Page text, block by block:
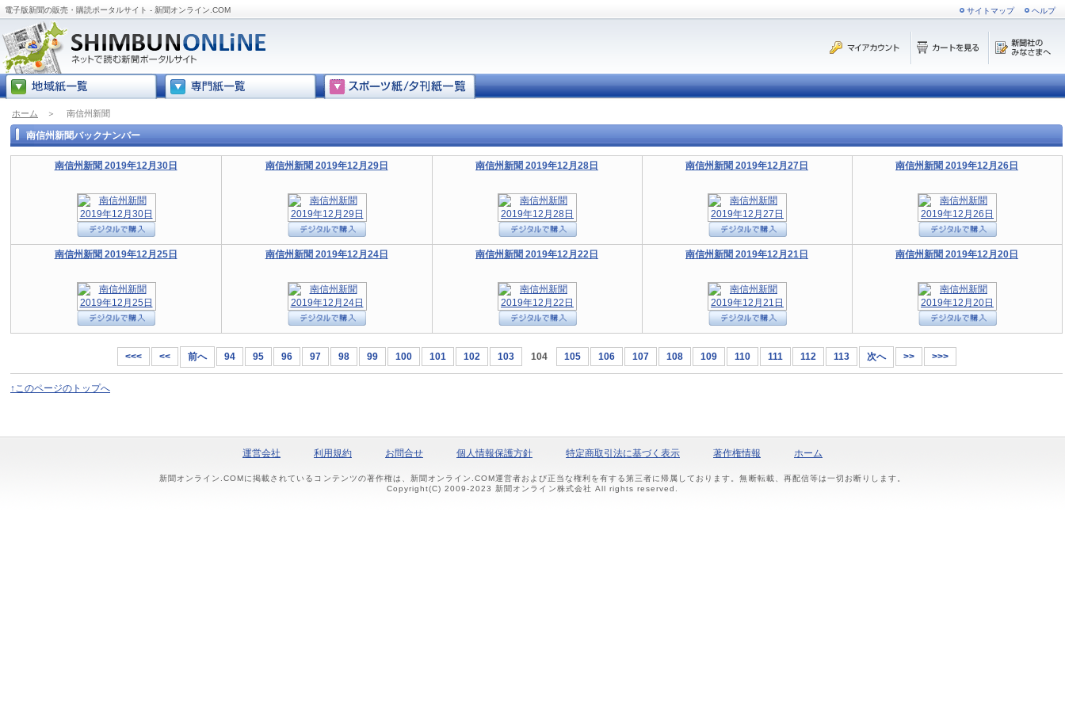
電子版新聞の販売・購読ポータルサイト - 新聞オンライン.COM サイトマップ ヘルプ
ホーム ＞ 南信州新聞
南信州新聞バックナンバー
南信州新聞 2019年12月30日 南信州新聞 2019年12月29日 南信州新聞 2019年12月28日 南信州新聞 2019年12月27日 南信州新聞 2019年12月26日
南信州新聞 2019年12月25日 南信州新聞 2019年12月24日 南信州新聞 2019年12月22日 南信州新聞 2019年12月21日 南信州新聞 2019年12月20日
<<< << 前へ 94 95 96 97 98 99 100 101 102 103 104 105 106 107 108 109 110 111 112 113 次へ >> >>>
↑このページのトップへ
運営会社 利用規約 お問合せ 個人情報保護方針 特定商取引法に基づく表示 著作権情報 ホーム
新聞オンライン.COMに掲載されているコンテンツの著作権は、新聞オンライン.COM運営者および正当な権利を有する第三者に帰属しております。無断転載、再配信等は一切お断りします。
Copyright(C) 2009-2023 新聞オンライン株式会社 All rights reserved.